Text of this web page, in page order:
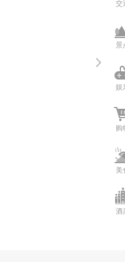
交
景
娱
购
美
酒